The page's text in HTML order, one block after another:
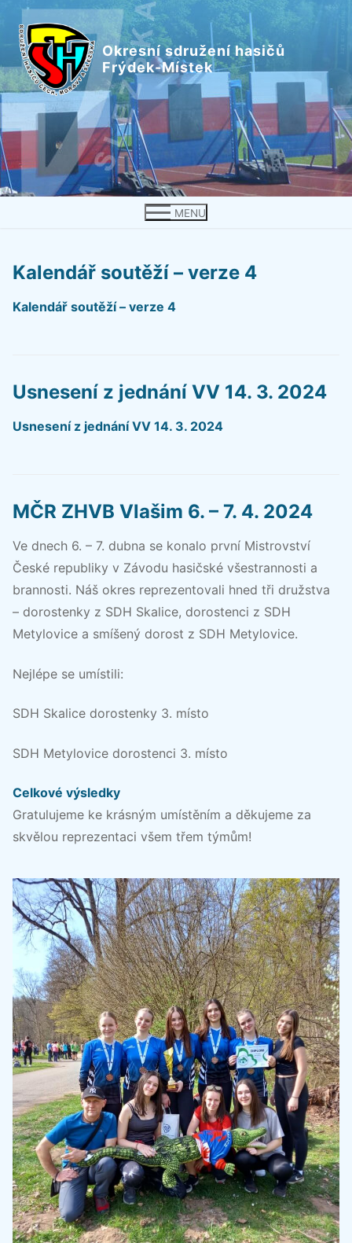
Přeskočit
obsah
Okresní sdružení hasičů
Frýdek-Místek
MENU
Kalendář soutěží – verze 4
Kalendář soutěží – verze 4
Usnesení z jednání VV 14. 3. 2024
Usnesení z jednání VV 14. 3. 2024
MČR ZHVB Vlašim 6. – 7. 4. 2024
Ve dnech 6. – 7. dubna se konalo první Mistrovství
České republiky v Závodu hasičské všestrannosti a
brannosti. Náš okres reprezentovali hned tři družstva
– dorostenky z SDH Skalice, dorostenci z SDH
Metylovice a smíšený dorost z SDH Metylovice.
Nejlépe se umístili:
SDH Skalice dorostenky 3. místo
SDH Metylovice dorostenci 3. místo
Celkové výsledky
Gratulujeme ke krásným umístěním a děkujeme za
skvělou reprezentaci všem třem týmům!